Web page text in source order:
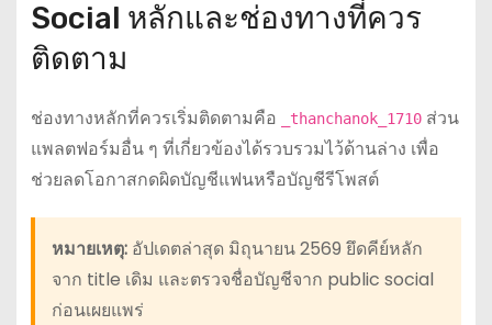
Social หลักและช่องทางที่ควร
ติดตาม
ช่องทางหลักที่ควรเริ่มติดตามคือ _thanchanok_1710ส่วน
แพลตฟอร์มอื่น ๆ ที่เกี่ยวข้องได้รวบรวมไว้ด้านล่าง เพื่อ
ช่วยลดโอกาสกดผิดบัญชีแฟนหรือบัญชีรีโพสต์
หมายเหตุ:อัปเดตล่าสุด มิถุนายน 2569 ยึดคีย์หลัก
จาก title เดิม และตรวจชื่อบัญชีจาก public social
ก่อนเผยแพร่